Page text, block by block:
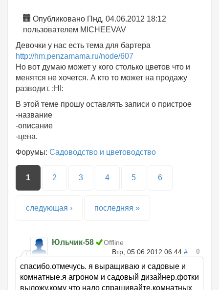
Опубликовано Пнд, 04.06.2012 18:12
пользователем MICHEEVAV
Девочки у нас есть тема для бартера
http://hm.penzamama.ru/node/607
Но вот думаю может у кого столько цветов что и
менятся не хочется. А кто то может на продажу
разводит. :HI:
В этой теме прошу оставлять записи о пристрое
-название
-описание
-цена.
Форумы: Садоводство и цветоводство
Страницы
1 2 3 4 5 6
следующая › последняя »
Юльчик-58
Offline
Втр, 05.06.2012 06:44 # 0
спасибо.отмечусь. я выращиваю и садовые и
комнатные.я агроном и садовый дизайнер.фотки
выложу.кому что надо спрашивайте.комнатных